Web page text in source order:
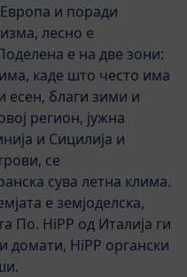
Европа и поради
лесно е
е на две зони:
каде што често има
есен, благи зими и
регион, јужна
и Сицилија и
се
сува летна клима.
е земјоделска,
По. HiPP од Италија ги
домати, HiPP органски